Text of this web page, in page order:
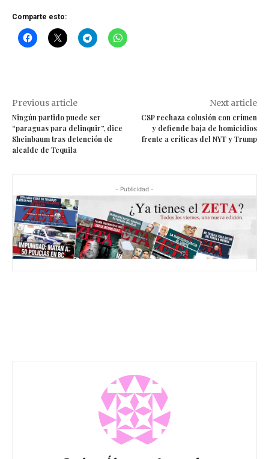
Comparte esto:
Previous article
Ningún partido puede ser
“paraguas para delinquir”, dice
Sheinbaum tras detención de
alcalde de Tequila
Next article
CSP rechaza colusión con crimen
y defiende baja de homicidios
frente a críticas del NYT y Trump
- Publicidad -